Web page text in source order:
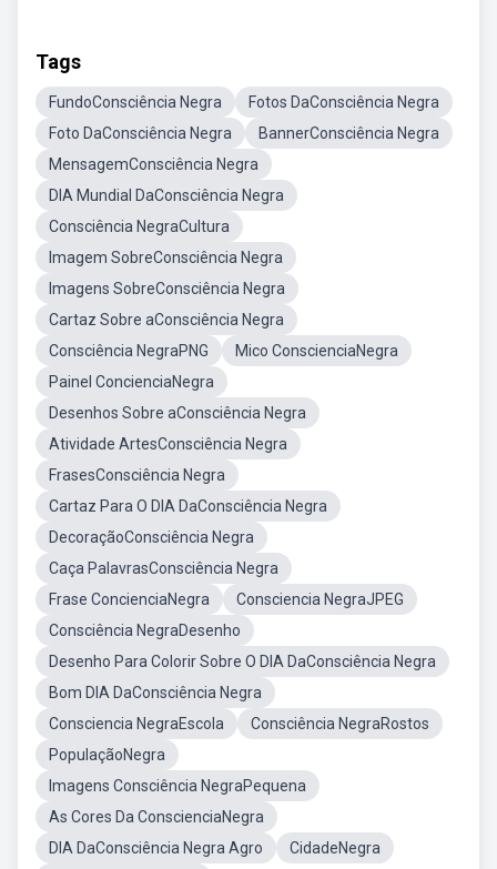
Tags
FundoConsciência Negra
Fotos DaConsciência Negra
Foto DaConsciência Negra
BannerConsciência Negra
MensagemConsciência Negra
DIA Mundial DaConsciência Negra
Consciência NegraCultura
Imagem SobreConsciência Negra
Imagens SobreConsciência Negra
Cartaz Sobre aConsciência Negra
Consciência NegraPNG
Mico ConscienciaNegra
Painel ConcienciaNegra
Desenhos Sobre aConsciência Negra
Atividade ArtesConsciência Negra
FrasesConsciência Negra
Cartaz Para O DIA DaConsciência Negra
DecoraçãoConsciência Negra
Caça PalavrasConsciência Negra
Frase ConcienciaNegra
Consciencia NegraJPEG
Consciência NegraDesenho
Desenho Para Colorir Sobre O DIA DaConsciência Negra
Bom DIA DaConsciência Negra
Consciencia NegraEscola
Consciência NegraRostos
PopulaçãoNegra
Imagens Consciência NegraPequena
As Cores Da ConscienciaNegra
DIA DaConsciência Negra Agro
CidadeNegra